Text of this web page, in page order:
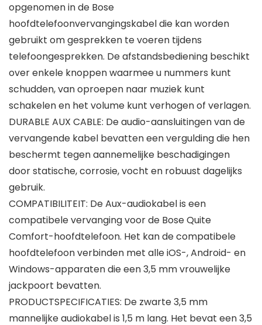
opgenomen in de Bose
hoofdtelefoonvervangingskabel die kan worden
gebruikt om gesprekken te voeren tijdens
telefoongesprekken. De afstandsbediening beschikt
over enkele knoppen waarmee u nummers kunt
schudden, van oproepen naar muziek kunt
schakelen en het volume kunt verhogen of verlagen.
DURABLE AUX CABLE: De audio-aansluitingen van de
vervangende kabel bevatten een vergulding die hen
beschermt tegen aannemelijke beschadigingen
door statische, corrosie, vocht en robuust dagelijks
gebruik.
COMPATIBILITEIT: De Aux-audiokabel is een
compatibele vervanging voor de Bose Quite
Comfort-hoofdtelefoon. Het kan de compatibele
hoofdtelefoon verbinden met alle iOS-, Android- en
Windows-apparaten die een 3,5 mm vrouwelijke
jackpoort bevatten.
PRODUCTSPECIFICATIES: De zwarte 3,5 mm
mannelijke audiokabel is 1,5 m lang. Het bevat een 3,5